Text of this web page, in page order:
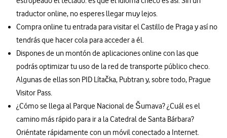
traductor online, no esperes llegar muy lejos.
Compra online tu entrada para visitar el Castillo de Praga y así no
tendrás que hacer cola para acceder a él.
Dispones de un montón de aplicaciones online con las que
podrás optimizar tu uso de la red de transporte público checo.
Algunas de ellas son PID Lítačka, Pubtran y, sobre todo, Prague
Visitor Pass.
¿Cómo se llega al Parque Nacional de Šumava? ¿Cuál es el
camino más rápido para ir a la Catedral de Santa Bárbara?
Oriéntate rápidamente con un móvil conectado a Internet.